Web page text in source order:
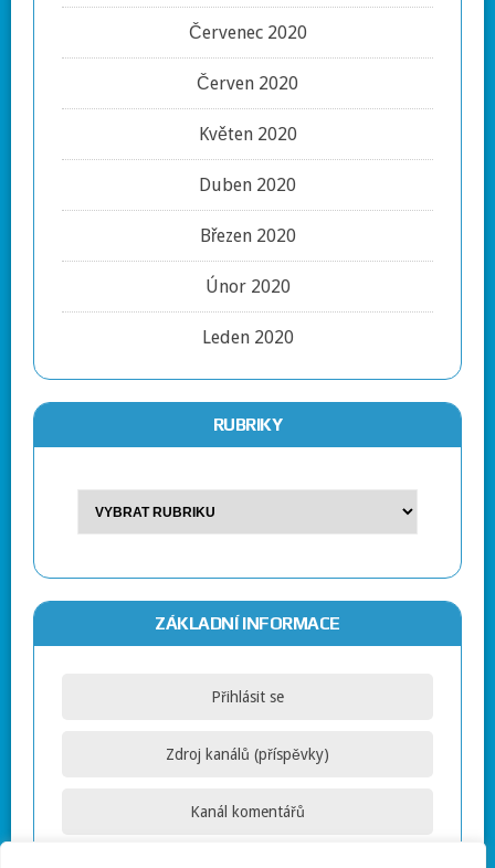
Červenec 2020
Červen 2020
Květen 2020
Duben 2020
Březen 2020
Únor 2020
Leden 2020
RUBRIKY
ZÁKLADNÍ INFORMACE
Přihlásit se
Zdroj kanálů (příspěvky)
Kanál komentářů